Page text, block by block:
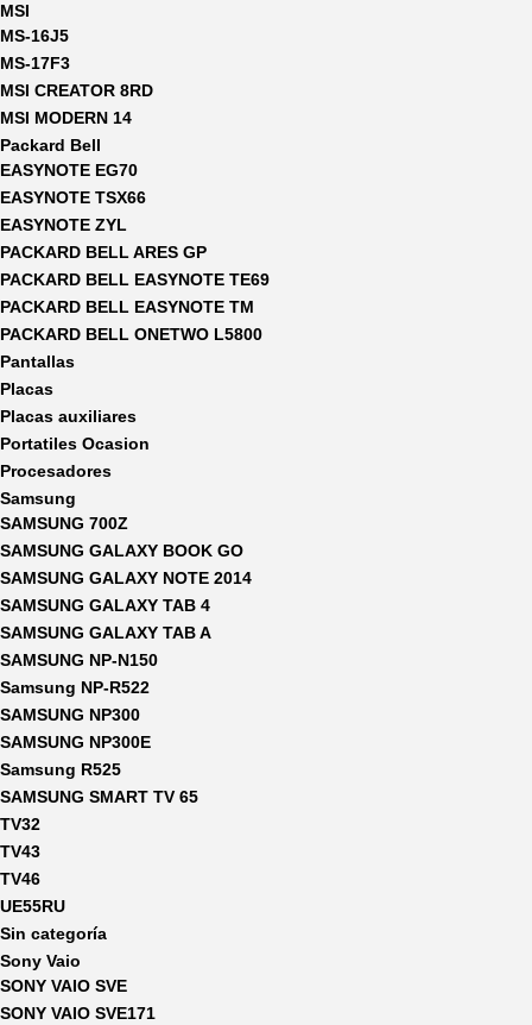
MSI
MS-16J5
MS-17F3
MSI CREATOR 8RD
MSI MODERN 14
Packard Bell
EASYNOTE EG70
EASYNOTE TSX66
EASYNOTE ZYL
PACKARD BELL ARES GP
PACKARD BELL EASYNOTE TE69
PACKARD BELL EASYNOTE TM
PACKARD BELL ONETWO L5800
Pantallas
Placas
Placas auxiliares
Portatiles Ocasion
Procesadores
Samsung
SAMSUNG 700Z
SAMSUNG GALAXY BOOK GO
SAMSUNG GALAXY NOTE 2014
SAMSUNG GALAXY TAB 4
SAMSUNG GALAXY TAB A
SAMSUNG NP-N150
Samsung NP-R522
SAMSUNG NP300
SAMSUNG NP300E
Samsung R525
SAMSUNG SMART TV 65
TV32
TV43
TV46
UE55RU
Sin categoría
Sony Vaio
SONY VAIO SVE
SONY VAIO SVE171